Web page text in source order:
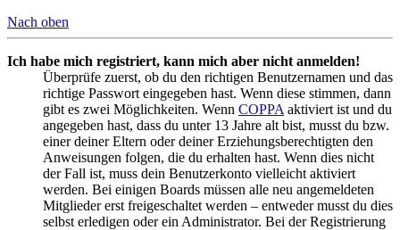
Nach oben
Ich habe mich registriert, kann mich aber nicht anmelden!
Überprüfe zuerst, ob du den richtigen Benutzernamen und das
richtige Passwort eingegeben hast. Wenn diese stimmen, dann
gibt es zwei Möglichkeiten. Wenn COPPA aktiviert ist und du
angegeben hast, dass du unter 13 Jahre alt bist, musst du bzw.
einer deiner Eltern oder deiner Erziehungsberechtigten den
Anweisungen folgen, die du erhalten hast. Wenn dies nicht
der Fall ist, muss dein Benutzerkonto vielleicht aktiviert
werden. Bei einigen Boards müssen alle neu angemeldeten
Mitglieder erst freigeschaltet werden – entweder musst du dies
selbst erledigen oder ein Administrator. Bei der Registrierung